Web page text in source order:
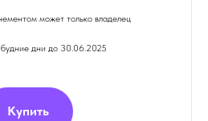
может только владелец
будние дни до 30.06.2025
Купить